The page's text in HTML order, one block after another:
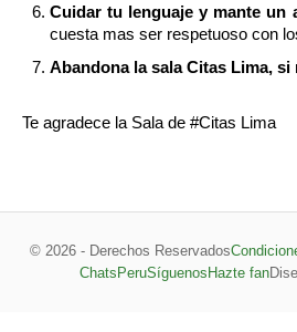
Cuidar tu lenguaje y mante un
cuesta mas ser respetuoso con
Abandona la sala Citas Lima,
Te agradece la Sala de #Citas Lima
© 2026 - Derechos Reservados
ChatsPeruSíguenos Hazte fan